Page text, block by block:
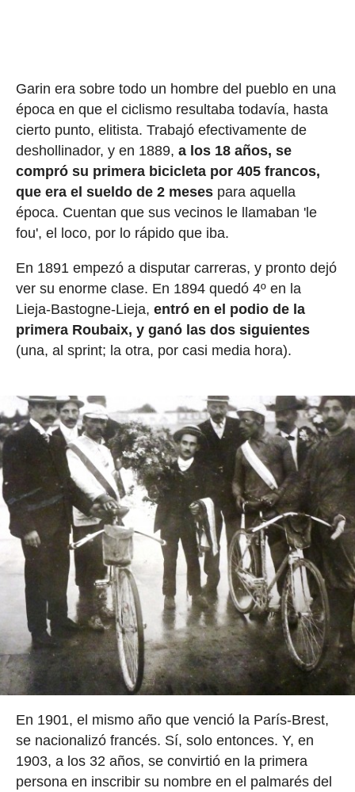
Garin era sobre todo un hombre del pueblo en una
época en que el ciclismo resultaba todavía, hasta
cierto punto, elitista. Trabajó efectivamente de
deshollinador, y en 1889, a los 18 años, se
compró su primera bicicleta por 405 francos,
que era el sueldo de 2 mesespara aquella
época. Cuentan que sus vecinos le llamaban 'le
fou', el loco, por lo rápido que iba.
En 1891 empezó a disputar carreras, y pronto dejó
ver su enorme clase. En 1894 quedó 4º en la
Lieja-Bastogne-Lieja, entró en el podio de la
primera Roubaix, y ganó las dos siguientes
(una, al sprint; la otra, por casi media hora).
En 1901, el mismo año que venció la París-Brest,
se nacionalizó francés. Sí, solo entonces. Y, en
1903, a los 32 años, se convirtió en la primera
persona en inscribir su nombre en el palmarés del